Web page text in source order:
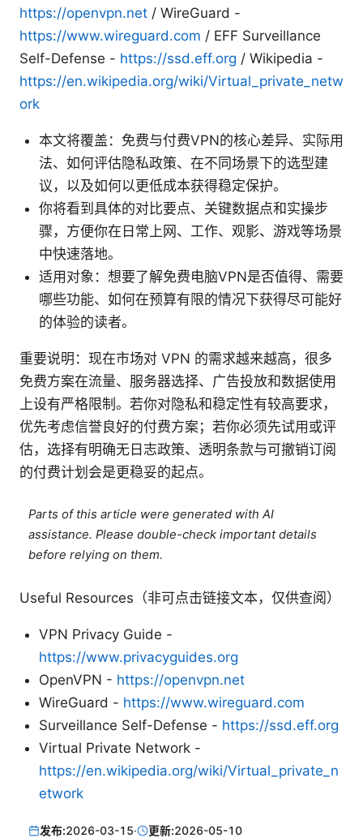
https://openvpn.net / WireGuard -
https://www.wireguard.com / EFF Surveillance
Self-Defense - https://ssd.eff.org / Wikipedia -
https://en.wikipedia.org/wiki/Virtual_private_netw
ork
本文将覆盖：免费与付费VPN的核心差异、实际用
法、如何评估隐私政策、在不同场景下的选型建
议，以及如何以更低成本获得稳定保护。
你将看到具体的对比要点、关键数据点和实操步
骤，方便你在日常上网、工作、观影、游戏等场景
中快速落地。
适用对象：想要了解免费电脑VPN是否值得、需要
哪些功能、如何在预算有限的情况下获得尽可能好
的体验的读者。
重要说明：现在市场对 VPN 的需求越来越高，很多
免费方案在流量、服务器选择、广告投放和数据使用
上设有严格限制。若你对隐私和稳定性有较高要求，
优先考虑信誉良好的付费方案；若你必须先试用或评
估，选择有明确无日志政策、透明条款与可撤销订阅
的付费计划会是更稳妥的起点。
Parts of this article were generated with AI
assistance. Please double-check important details
before relying on them.
Useful Resources（非可点击链接文本，仅供查阅）
VPN Privacy Guide -
https://www.privacyguides.org
OpenVPN - https://openvpn.net
WireGuard - https://www.wireguard.com
Surveillance Self-Defense - https://ssd.eff.org
Virtual Private Network -
https://en.wikipedia.org/wiki/Virtual_private_n
etwork
发布:2026-03-15· 更新:2026-05-10